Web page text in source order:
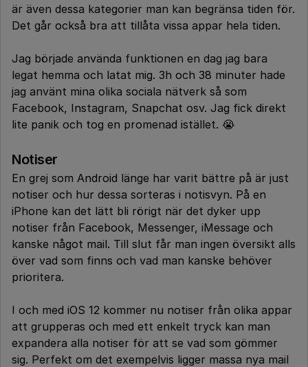
är även dessa kategorier man kan begränsa tiden för.
Det går också bra att tillåta vissa appar hela tiden.
Jag började använda funktionen en dag jag bara
legat hemma och latat mig. 3h och 38 minuter hade
jag använt mina olika sociala nätverk så som
Facebook, Instagram, Snapchat osv. Jag fick direkt
lite panik och tog en promenad istället. 😭
Notiser
En grej som Android länge har varit bättre på är just
notiser och hur dessa sorteras i notisvyn. På en
iPhone kan det lätt bli rörigt när det dyker upp
notiser från Facebook, Messenger, iMessage och
kanske något mail. Till slut får man ingen översikt alls
över vad som finns och vad man kanske behöver
prioritera.
I och med iOS 12 kommer nu notiser från olika appar
att grupperas och med ett enkelt tryck kan man
expandera alla notiser för att se vad som gömmer
sig. Perfekt om det exempelvis ligger massa nya mail